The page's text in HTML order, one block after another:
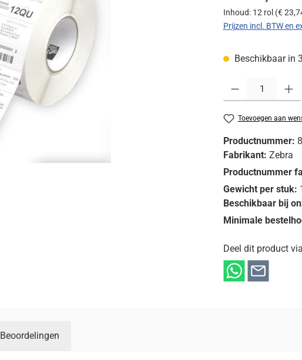
Inhoud: 12 rol (€
Prijzen incl. BTW en
Beschikbaar in
Toevoegen aan
Productnummer:
Fabrikant: Zebra
Productnummer
Gewicht per stuk:
Beschikbaar bij
Minimale
Deel dit product
Beoordelingen